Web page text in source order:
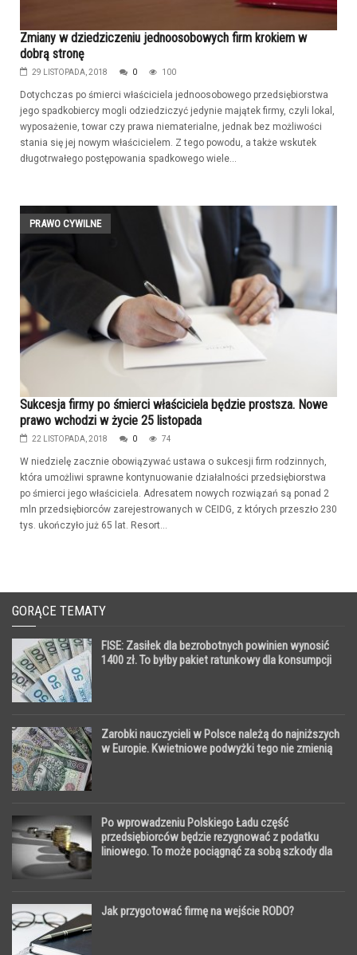
Zmiany w dziedziczeniu jednoosobowych firm krokiem w
dobrą stronę
29 LISTOPADA, 2018 0 100
Dotychczas po śmierci właściciela jednoosobowego przedsiębiorstwa
jego spadkobiercy mogli odziedziczyć jedynie majątek firmy, czyli lokal,
wyposażenie, towar czy prawa niematerialne, jednak bez możliwości
stania się jej nowym właścicielem. Z tego powodu, a także wskutek
długotrwałego postępowania spadkowego wiele...
PRAWO CYWILNE
Sukcesja firmy po śmierci właściciela będzie prostsza. Nowe
prawo wchodzi w życie 25 listopada
22 LISTOPADA, 2018 0 74
W niedzielę zacznie obowiązywać ustawa o sukcesji firm rodzinnych,
która umożliwi sprawne kontynuowanie działalności przedsiębiorstwa
po śmierci jego właściciela. Adresatem nowych rozwiązań są ponad 2
mln przedsiębiorców zarejestrowanych w CEIDG, z których przeszło 230
tys. ukończyło już 65 lat. Resort...
GORĄCE TEMATY
FISE: Zasiłek dla bezrobotnych powinien wynosić
1400 zł. To byłby pakiet ratunkowy dla konsumpcji
Zarobki nauczycieli w Polsce należą do najniższych
w Europie. Kwietniowe podwyżki tego nie zmienią
Po wprowadzeniu Polskiego Ładu część
przedsiębiorców będzie rezygnować z podatku
liniowego. To może pociągnąć za sobą szkody dla
Jak przygotować firmę na wejście RODO?